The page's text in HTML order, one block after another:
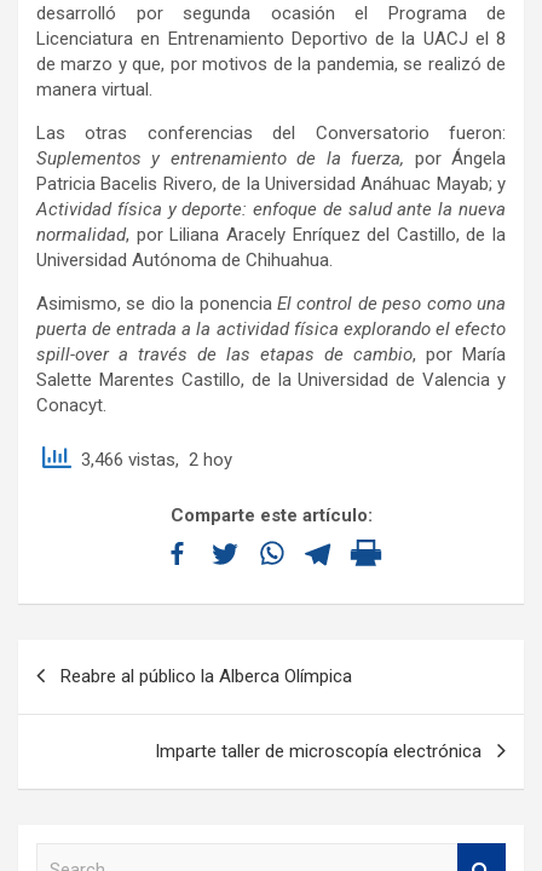
desarrolló por segunda ocasión el Programa de
Licenciatura en Entrenamiento Deportivo de la UACJ el 8
de marzo y que, por motivos de la pandemia, se realizó de
manera virtual.
Las otras conferencias del Conversatorio fueron:
Suplementos y entrenamiento de la fuerza, por Ángela
Patricia Bacelis Rivero, de la Universidad Anáhuac Mayab; y
Actividad física y deporte: enfoque de salud ante la nueva
normalidad, por Liliana Aracely Enríquez del Castillo, de la
Universidad Autónoma de Chihuahua.
Asimismo, se dio la ponencia El control de peso como una
puerta de entrada a la actividad física explorando el efecto
spill-over a través de las etapas de cambio, por María
Salette Marentes Castillo, de la Universidad de Valencia y
Conacyt.
3,466 vistas, 2 hoy
Comparte este artículo:
Reabre al público la Alberca Olímpica
Imparte taller de microscopía electrónica